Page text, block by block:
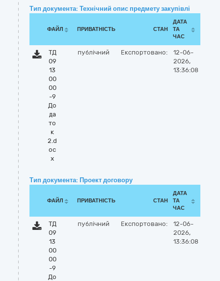
Тип документа: Технічний опис предмету закупівлі
ФАЙЛ ПРИВАТНІСТЬ СТАН
ДАТА
ТА
ЧАС
ТД
09
13
00
00
-9
До
да
то
к
2.d
oc
x
публічний Експортовано:
12-06-
2026,
13:36:08
Тип документа: Проект договору
ФАЙЛ ПРИВАТНІСТЬ СТАН
ДАТА
ТА
ЧАС
ТД
09
13
00
00
-9
До
публічний Експортовано:
12-06-
2026,
13:36:08